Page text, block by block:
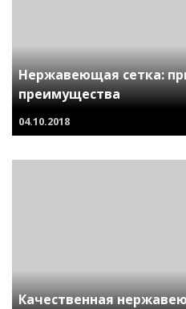
Нержавеющая сетка:
преимущества
04.10.2018
Качественная